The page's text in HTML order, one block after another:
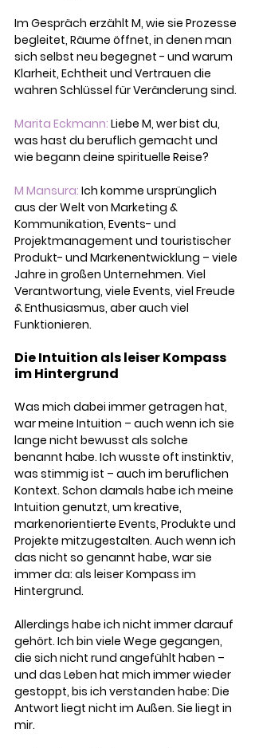
Im Gespräch erzählt M, wie sie Prozesse
begleitet, Räume öffnet, in denen man
sich selbst neu begegnet - und warum
Klarheit, Echtheit und Vertrauen die
wahren Schlüssel für Veränderung sind.
Marita Eckmann: Liebe M, wer bist du,
was hast du beruflich gemacht und
wie begann deine spirituelle Reise?
M Mansura: Ich komme ursprünglich
aus der Welt von Marketing &
Kommunikation, Events- und
Projektmanagement und touristischer
Produkt- und Markenentwicklung – viele
Jahre in großen Unternehmen. Viel
Verantwortung, viele Events, viel Freude
& Enthusiasmus, aber auch viel
Funktionieren.
Die Intuition als leiser Kompass
im Hintergrund
Was mich dabei immer getragen hat,
war meine Intuition – auch wenn ich sie
lange nicht bewusst als solche
benannt habe. Ich wusste oft instinktiv,
was stimmig ist – auch im beruflichen
Kontext. Schon damals habe ich meine
Intuition genutzt, um kreative,
markenorientierte Events, Produkte und
Projekte mitzugestalten. Auch wenn ich
das nicht so genannt habe, war sie
immer da: als leiser Kompass im
Hintergrund.
Allerdings habe ich nicht immer darauf
gehört. Ich bin viele Wege gegangen,
die sich nicht rund angefühlt haben –
und das Leben hat mich immer wieder
gestoppt, bis ich verstanden habe: Die
Antwort liegt nicht im Außen. Sie liegt in
mir.